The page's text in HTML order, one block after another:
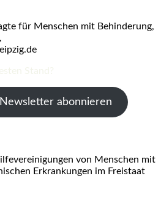
für Menschen mit Behinderung,
abonnieren
von Menschen mit
Erkrankungen im Freistaat